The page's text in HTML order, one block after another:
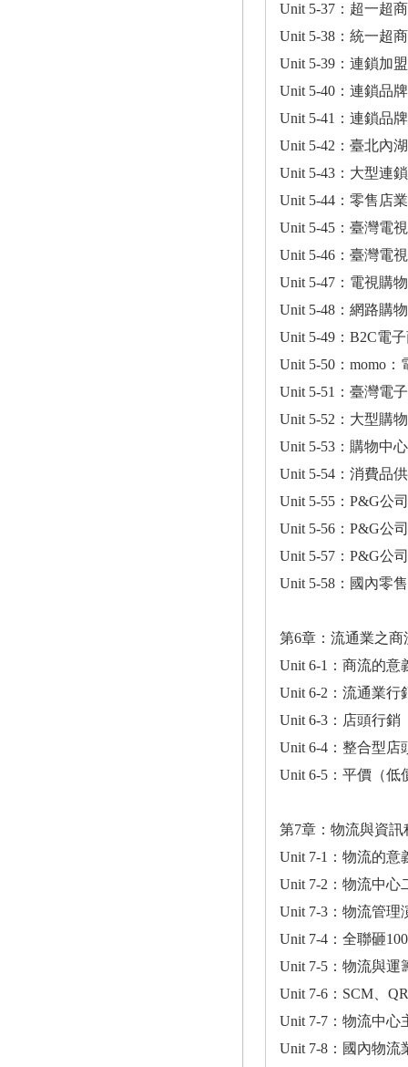
Unit 5-37：超一超
Unit 5-38：統一超
Unit 5-39：連鎖加
Unit 5-40：連鎖品
Unit 5-41：連鎖品
Unit 5-42：臺北內
Unit 5-43：大型連
Unit 5-44：零售店
Unit 5-45：臺灣電
Unit 5-46：臺灣電
Unit 5-47：電視購
Unit 5-48：網路購
Unit 5-49：B2C電
Unit 5-50：momo
Unit 5-51：臺灣電
Unit 5-52：大型購
Unit 5-53：購物中
Unit 5-54：消費品
Unit 5-55：P&G公
Unit 5-56：P&G公
Unit 5-57：P&G公
Unit 5-58：國內零
第6章：流通業之
Unit 6-1：商流的意
Unit 6-2：流通業行
Unit 6-3：店頭行銷
Unit 6-4：整合型店
Unit 6-5：平價（低
第7章：物流與資訊
Unit 7-1：物流的意
Unit 7-2：物流中心
Unit 7-3：物流管理
Unit 7-4：全聯砸
Unit 7-5：物流與運
Unit 7-6：SCM、
Unit 7-7：物流中心
Unit 7-8：國內物流